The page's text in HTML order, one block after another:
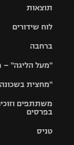
תוצאות
לוח שידורים
ברחבה
"מעל הליגה" –
"מחצית
משתתפים
בפרסים
טניס